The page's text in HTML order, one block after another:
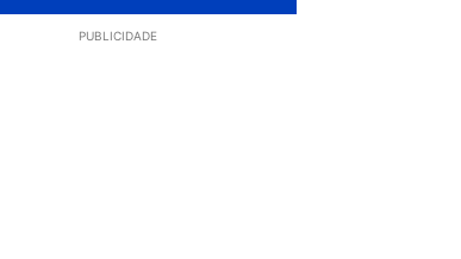
PUBLICIDADE